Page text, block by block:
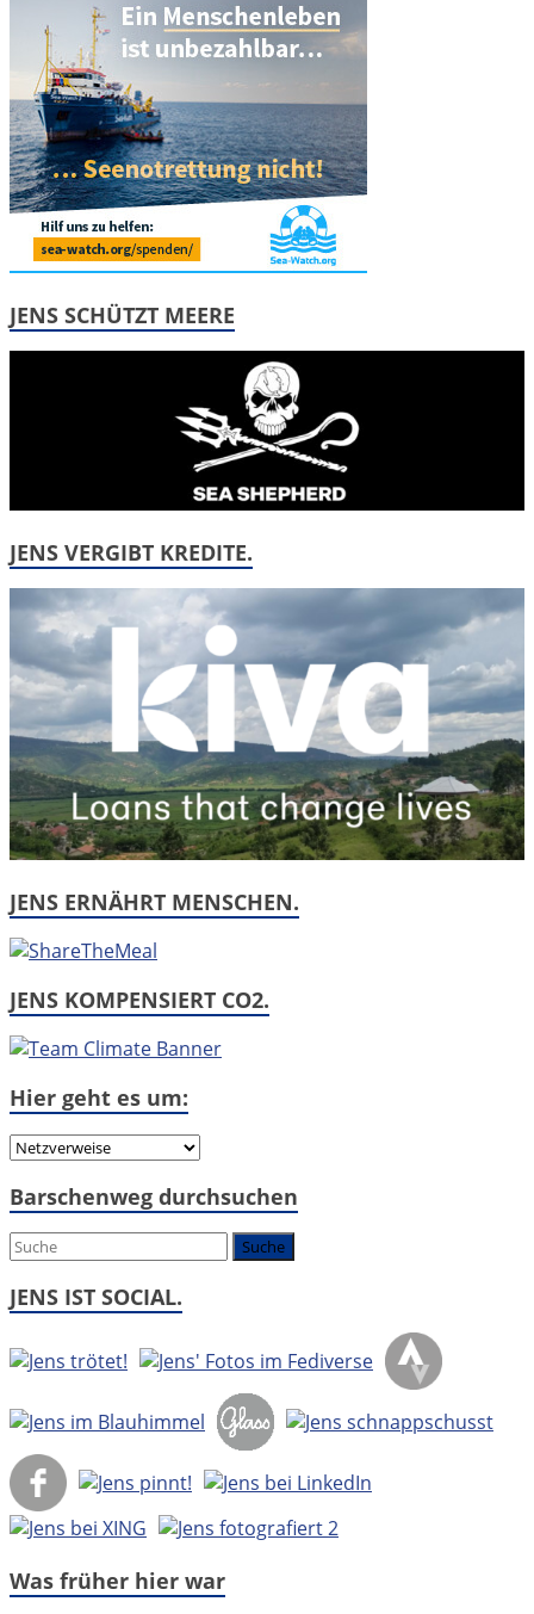
JENS SCHÜTZT MEERE
JENS VERGIBT KREDITE.
JENS ERNÄHRT MENSCHEN.
JENS KOMPENSIERT CO2.
Hier geht es um:
Hier
es
Barschenweg durchsuchen
JENS IST SOCIAL.
Was früher hier war